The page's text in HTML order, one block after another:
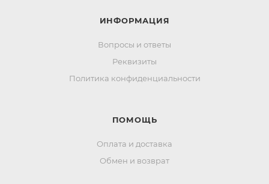
ИНФОРМАЦИЯ
Вопросы и ответы
Реквизиты
Политика конфиденциальности
ПОМОЩЬ
Оплата и доставка
Обмен и возврат